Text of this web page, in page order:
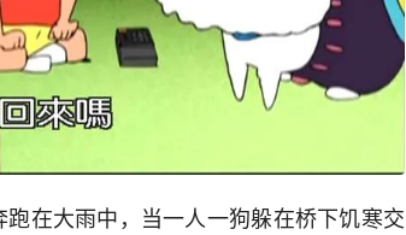
在大雨中，当一人一狗躲在桥下饥寒交